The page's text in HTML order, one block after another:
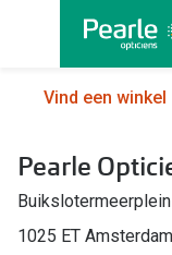
Alle brillen
Herenbrillen
Kinderbrillen
Vind een winkel
Pearle
1025 ET Amsterdam